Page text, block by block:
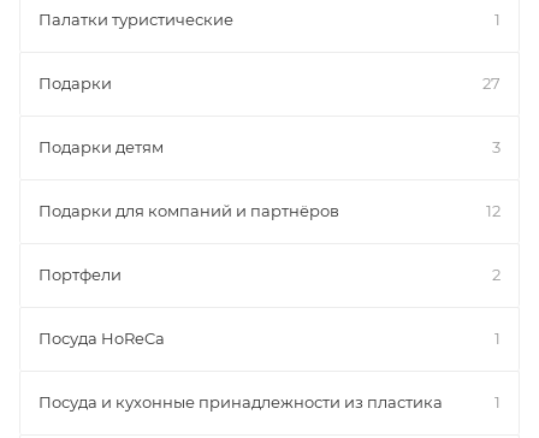
любому современному молодому человеку
Палатки туристические 1
Подарки 27
Подарки детям 3
Подарки для компаний и партнёров 12
Портфели 2
Посуда HoReCa 1
Посуда и кухонные принадлежности из пластика 1